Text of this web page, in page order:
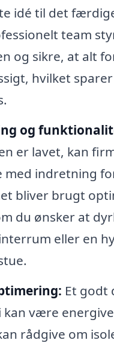
idé til det
team
og sikre, at alt
hvilket
og
er lavet, kan
med indretning
bliver brugt
du ønsker at
eller en
Et godt
kan være
rådgive om